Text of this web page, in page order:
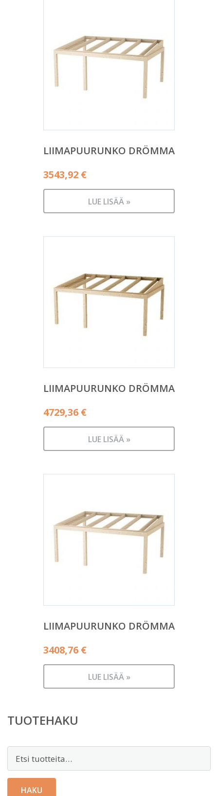
LIIMAPUURUNKO DRÖMMA
3543,92 €
LUE LISÄÄ »
LIIMAPUURUNKO DRÖMMA
4729,36 €
LUE LISÄÄ »
LIIMAPUURUNKO DRÖMMA
3408,76 €
LUE LISÄÄ »
TUOTEHAKU
HAKU